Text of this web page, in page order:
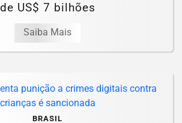
de US$ 7 bilhões
Saiba Mais
BRASIL